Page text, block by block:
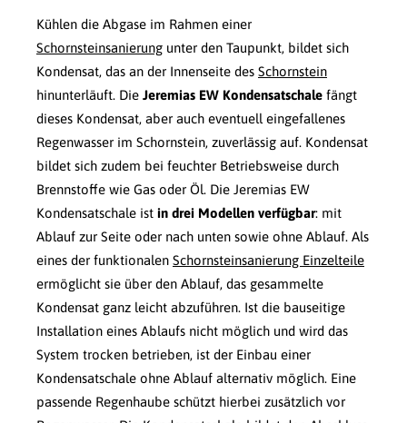
Kühlen die Abgase im Rahmen einer
Schornsteinsanierung unter den Taupunkt, bildet sich
Kondensat, das an der Innenseite des Schornstein
hinunterläuft. Die Jeremias EW Kondensatschale fängt
dieses Kondensat, aber auch eventuell eingefallenes
Regenwasser im Schornstein, zuverlässig auf. Kondensat
bildet sich zudem bei feuchter Betriebsweise durch
Brennstoffe wie Gas oder Öl. Die Jeremias EW
Kondensatschale ist in drei Modellen verfügbar: mit
Ablauf zur Seite oder nach unten sowie ohne Ablauf. Als
eines der funktionalen Schornsteinsanierung Einzelteile
ermöglicht sie über den Ablauf, das gesammelte
Kondensat ganz leicht abzuführen. Ist die bauseitige
Installation eines Ablaufs nicht möglich und wird das
System trocken betrieben, ist der Einbau einer
Kondensatschale ohne Ablauf alternativ möglich. Eine
passende Regenhaube schützt hierbei zusätzlich vor